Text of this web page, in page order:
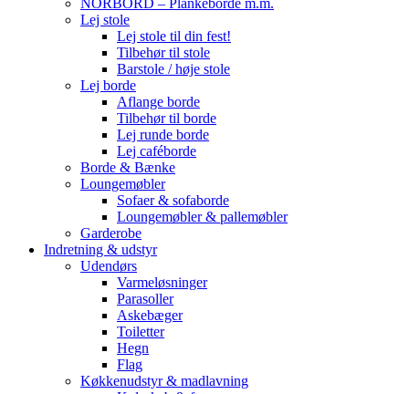
NORBORD – Plankeborde m.m.
Lej stole
Lej stole til din fest!
Tilbehør til stole
Barstole / høje stole
Lej borde
Aflange borde
Tilbehør til borde
Lej runde borde
Lej caféborde
Borde & Bænke
Loungemøbler
Sofaer & sofaborde
Loungemøbler & pallemøbler
Garderobe
Indretning & udstyr
Udendørs
Varmeløsninger
Parasoller
Askebæger
Toiletter
Hegn
Flag
Køkkenudstyr & madlavning